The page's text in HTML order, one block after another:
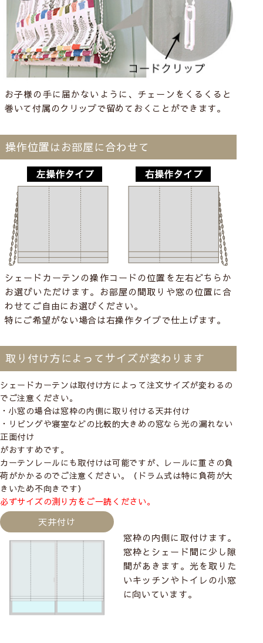
お子様の手に届かないように、チェーンをくるくると
巻いて付属のクリップで留めておくことができます。
操作位置はお部屋に合わせて
シェードカーテンの操作コードの位置を左右どちらか
お選びいただけます。お部屋の間取りや窓の位置に合
わせてご自由にお選びください。
特にご希望がない場合は右操作タイプで仕上げます。
取り付け方によってサイズが変わります
シェードカーテンは取付け方によって注文サイズが変わるの
でご注意ください。
・小窓の場合は窓枠の内側に取り付ける天井付け
・リビングや寝室などの比較的大きめの窓なら光の漏れない
正面付け
がおすすめです。
カーテンレールにも取付けは可能ですが、レールに重さの負
荷がかかるのでご注意ください。（ドラム式は特に負荷が大
きいため不向きです）
必ずサイズの測り方をご一読ください。
天井付け
窓枠の内側に取付けます。
窓枠とシェード間に少し隙
間があきます。光を取りた
いキッチンやトイレの小窓
に向いています。